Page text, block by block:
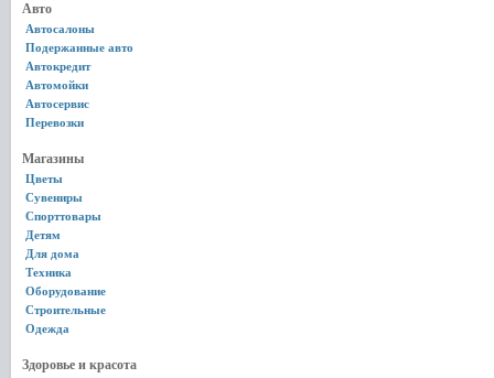
Авто
Автосалоны
Подержанные авто
Автокредит
Автомойки
Автосервис
Перевозки
Магазины
Цветы
Сувениры
Спорттовары
Детям
Для дома
Техника
Оборудование
Строительные
Одежда
Здоровье и красота